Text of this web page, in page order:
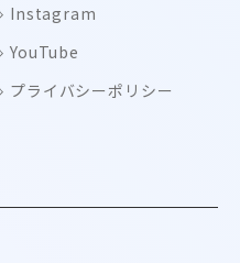
Instagram
YouTube
プライバシーポリシー